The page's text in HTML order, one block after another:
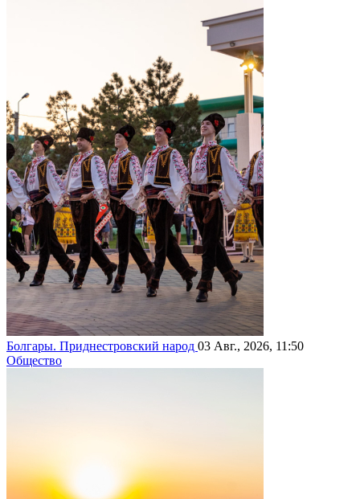
Болгары. Приднестровский народ 03 Авг., 2026, 11:50
Общество